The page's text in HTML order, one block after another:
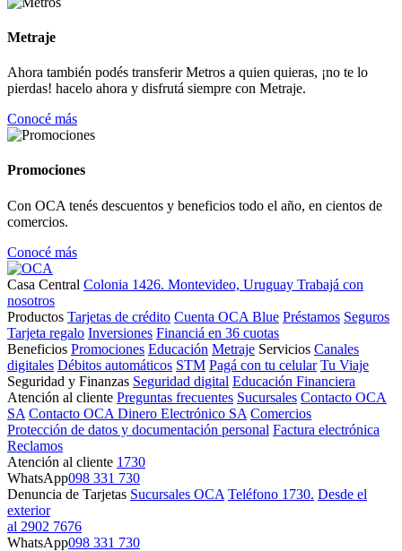
Metraje
Ahora también podés transferir Metros a quien quieras, ¡no te lo
pierdas! hacelo ahora y disfrutá siempre con Metraje.
Conocé más
Promociones
Con OCA tenés descuentos y beneficios todo el año, en cientos de
comercios.
Conocé más
Casa Central Colonia 1426. Montevideo, Uruguay Trabajá con
nosotros
Productos Tarjetas de crédito Cuenta OCA Blue Préstamos Seguros
Tarjeta regalo Inversiones Financiá en 36 cuotas
Beneficios Promociones Educación Metraje Servicios Canales
digitales Débitos automáticos STM Pagá con tu celular Tu Viaje
Seguridad y Finanzas Seguridad digital Educación Financiera
Atención al cliente Preguntas frecuentes Sucursales Contacto OCA
SA Contacto OCA Dinero Electrónico SA Comercios
Protección de datos y documentación personal Factura electrónica
Reclamos
Atención al cliente 1730
WhatsApp098 331 730
Denuncia de Tarjetas Sucursales OCA Teléfono 1730. Desde el
exterior
al 2902 7676
WhatsApp098 331 730